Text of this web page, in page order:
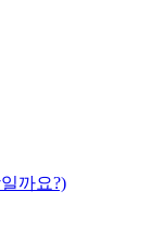
까요?)